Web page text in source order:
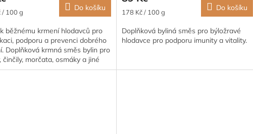
/ 100 g Do košíku
běžnému krmení hlodavců pro
podporu a prevenci dobrého
Doplňková krmná směs bylin pro
činčily, morčata, osmáky a jiné
savce.
Měrná
178 Kč / 100 g Do košíku
Doplňková byliná směs pro býložravé
hlodavce pro podporu imunity a vitality.